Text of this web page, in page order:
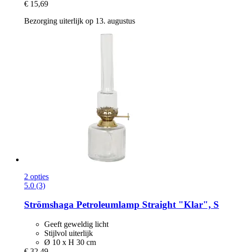
€ 15,69
Bezorging uiterlijk op 13. augustus
2 opties
5.0 (3)
Strömshaga Petroleumlamp Straight "Klar", S
Geeft geweldig licht
Stijlvol uiterlijk
Ø 10 x H 30 cm